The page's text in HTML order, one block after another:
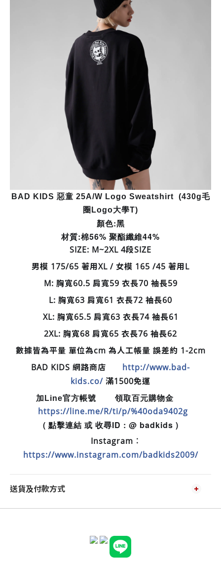
BAD KIDS 惡童 25A/W Logo Sweatshirt (430g毛
圈Logo大學T)
顏色:黑
材質:棉56% 聚酯纖維44%
SIZE: M~2XL 4段SIZE
男模 175/65 著用XL / 女模 165 /45 著用L
M: 胸寬60.5 肩寬59 衣長70 袖長59
L: 胸寬63 肩寬61 衣長72 袖長60
XL: 胸寬65.5 肩寬63 衣長74 袖長61
2XL: 胸寬68 肩寬65 衣長76 袖長62
數據皆為平量 單位為cm 為人工帳量 誤差約 1-2cm
BAD KIDS 網路商店
http://www.bad-
kids.co/ 滿1500免運
加Line官方帳號 領取百元購物金
https://line.me/R/ti/p/%40oda9402g
( 點擊連結 或 收尋ID : @ badkids )
Instagram︰
https://www.instagram.com/badkids2009/
送貨及付款方式